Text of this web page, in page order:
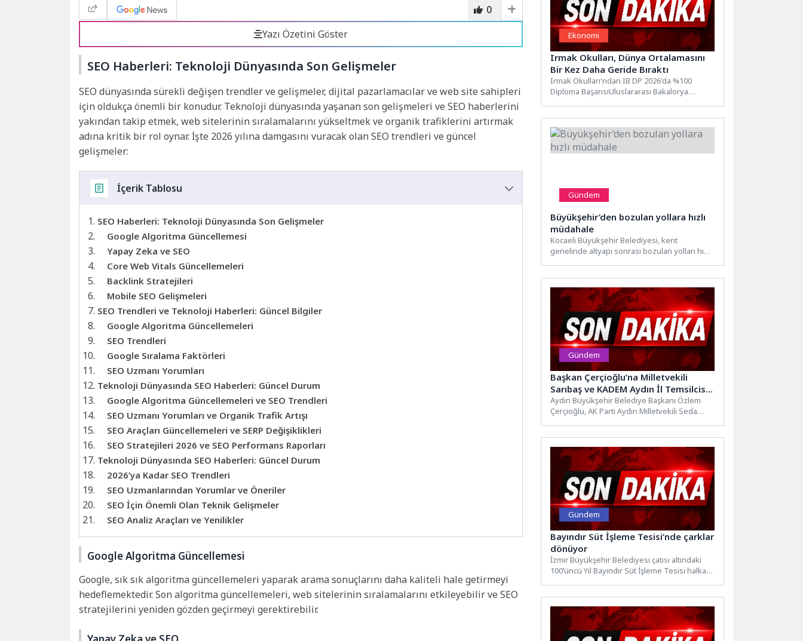
0
Yazı Özetini Göster
SEO Haberleri: Teknoloji Dünyasında Son Gelişmeler
SEO dünyasında sürekli değişen trendler ve gelişmeler, dijital pazarlamacılar ve web site sahipleri
için oldukça önemli bir konudur. Teknoloji dünyasında yaşanan son gelişmeleri ve SEO haberlerini
yakından takip etmek, web sitelerinin sıralamalarını yükseltmek ve organik trafiklerini artırmak
adına kritik bir rol oynar. İşte 2026 yılına damgasını vuracak olan SEO trendleri ve güncel
gelişmeler:
İçerik Tablosu
SEO Haberleri: Teknoloji Dünyasında Son Gelişmeler
Google Algoritma Güncellemesi
Yapay Zeka ve SEO
Core Web Vitals Güncellemeleri
Backlink Stratejileri
Mobile SEO Gelişmeleri
SEO Trendleri ve Teknoloji Haberleri: Güncel Bilgiler
Google Algoritma Güncellemeleri
SEO Trendleri
Google Sıralama Faktörleri
SEO Uzmanı Yorumları
Teknoloji Dünyasında SEO Haberleri: Güncel Durum
Google Algoritma Güncellemeleri ve SEO Trendleri
SEO Uzmanı Yorumları ve Organik Trafik Artışı
SEO Araçları Güncellemeleri ve SERP Değişiklikleri
SEO Stratejileri 2026 ve SEO Performans Raporları
Teknoloji Dünyasında SEO Haberleri: Güncel Durum
2026’ya Kadar SEO Trendleri
SEO Uzmanlarından Yorumlar ve Öneriler
SEO İçin Önemli Olan Teknik Gelişmeler
SEO Analiz Araçları ve Yenilikler
Google Algoritma Güncellemesi
Google, sık sık algoritma güncellemeleri yaparak arama sonuçlarını daha kaliteli hale getirmeyi
hedeflemektedir. Son algoritma güncellemeleri, web sitelerinin sıralamalarını etkileyebilir ve SEO
stratejilerini yeniden gözden geçirmeyi gerektirebilir.
Ekonomi
Irmak Okulları, Dünya Ortalamasını
Bir Kez Daha Geride Bıraktı
Irmak Okulları'ndan IB DP 2026'da %100
Diploma BaşarısıUluslararası Bakalorya
Gündem
Büyükşehir’den bozulan yollara hızlı
müdahale
Kocaeli Büyükşehir Belediyesi, kent
genelinde altyapı sonrası bozulan yolları hızla
Gündem
Başkan Çerçioğlu’na Milletvekili
Sarıbaş ve KADEM Aydın İl Temsilcisi
Akıcı’dan Ziyaret
Aydın Büyükşehir Belediye Başkanı Özlem
Çerçioğlu, AK Parti Aydın Milletvekili Seda
Gündem
Bayındır Süt İşleme Tesisi’nde çarklar
dönüyor
İzmir Büyükşehir Belediyesi çatısı altındaki
100’üncü Yıl Bayındır Süt İşleme Tesisi halka